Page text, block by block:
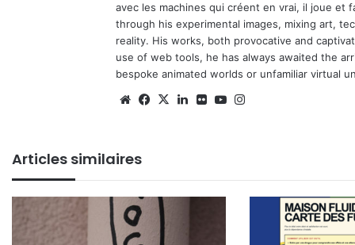
avec les machines qui créent en vrai, il joue et
through his experimental images, mixing art,
reality. His works, both provocative and
use of web tools, he has always awaited the
bespoke animated worlds or unfamiliar virtual
WebsiteFacebook
X Linkedin
FlickrYouTube
Articles similaires